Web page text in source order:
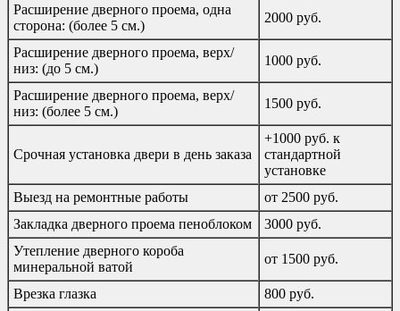
Расширение дверного проема, одна
сторона: (более 5 см.)
2000 руб.
Расширение дверного проема, верх/
низ: (до 5 см.)
1000 руб.
Расширение дверного проема, верх/
низ: (более 5 см.)
1500 руб.
Срочная установка двери в день заказа
+1000 руб. к
стандартной
установке
Выезд на ремонтные работы
от 2500 руб.
Закладка дверного проема пеноблоком
3000 руб.
Утепление дверного короба
минеральной ватой
от 1500 руб.
Врезка глазка
800 руб.